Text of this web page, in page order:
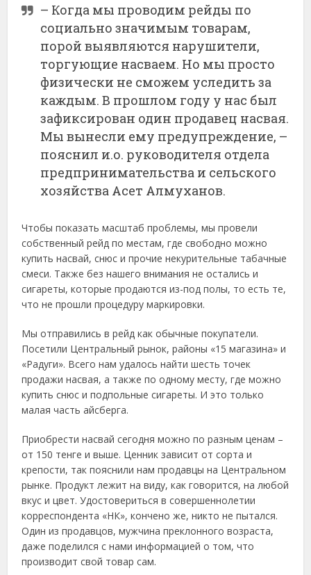
– Когда мы проводим рейды по
социально значимым товарам,
порой выявляются нарушители,
торгующие насваем. Но мы просто
физически не сможем уследить за
каждым. В прошлом году у нас был
зафиксирован один продавец насвая.
Мы вынесли ему предупреждение, –
пояснил и.о. руководителя отдела
предпринимательства и сельского
хозяйства Асет Алмуханов.
Чтобы показать масштаб проблемы, мы провели
собственный рейд по местам, где свободно можно
купить насвай, снюс и прочие некурительные табачные
смеси. Также без нашего внимания не остались и
сигареты, которые продаются из-под полы, то есть те,
что не прошли процедуру маркировки.
Мы отправились в рейд как обычные покупатели.
Посетили Центральный рынок, районы «15 магазина» и
«Радуги». Всего нам удалось найти шесть точек
продажи насвая, а также по одному месту, где можно
купить снюс и подпольные сигареты. И это только
малая часть айсберга.
Приобрести насвай сегодня можно по разным ценам –
от 150 тенге и выше. Ценник зависит от сорта и
крепости, так пояснили нам продавцы на Центральном
рынке. Продукт лежит на виду, как говорится, на любой
вкус и цвет. Удостовериться в совершеннолетии
корреспондента «НК», кончено же, никто не пытался.
Один из продавцов, мужчина преклонного возраста,
даже поделился с нами информацией о том, что
производит свой товар сам.